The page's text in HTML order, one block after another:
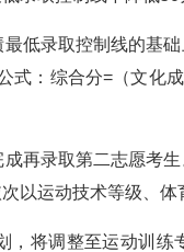
低录取控制线的基
：综合分=（文化
再录取第二志愿考
以运动技术等级、
，将调整至运动